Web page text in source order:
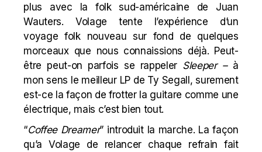
plus avec la folk sud-américaine de Juan
Wauters. Volage tente l’expérience d’un
voyage folk nouveau sur fond de quelques
morceaux que nous connaissions déjà. Peut-
être peut-on parfois se rappeler Sleeper– à
mon sens le meilleur LP de Ty Segall, surement
est-ce la façon de frotter la guitare comme une
électrique, mais c’est bien tout.
“Coffee Dreamer” introduit la marche. La façon
qu’a Volage de relancer chaque refrain fait